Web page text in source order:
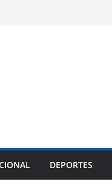
DEPORTES